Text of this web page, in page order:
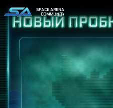
SPACE ARENA
COMMUNITY